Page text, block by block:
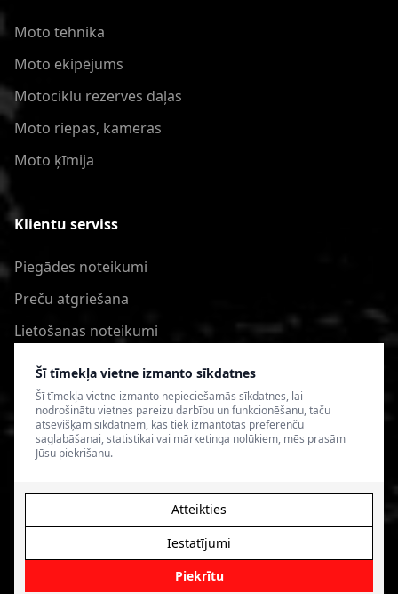
Šī tīmekļa vietne izmanto sīkdatnes
Šī tīmekļa vietne izmanto nepieciešamās sīkdatnes, lai
nodrošinātu vietnes pareizu darbību un funkcionēšanu, taču
atsevišķām sīkdatnēm, kas tiek izmantotas preferenču
saglabāšanai, statistikai vai mārketinga nolūkiem, mēs prasām
Jūsu piekrišanu.
Piekrītu
Iestatījumi
Atteikties
Moto tehnika
Moto ekipējums
Motociklu rezerves daļas
Moto riepas, kameras
Moto ķīmija
Klientu serviss
Piegādes noteikumi
Preču atgriešana
Lietošanas noteikumi
Privātuma politika
© 2026 4SPEED.LV. Visas tiesības aizsargātas.
veikala izveide - Magecode.